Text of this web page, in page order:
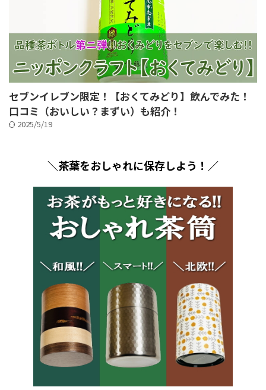
セブンイレブン限定！【おくてみどり】飲んでみた！
口コミ（おいしい？まずい）も紹介！
2025/5/19
＼茶葉をおしゃれに保存しよう！／